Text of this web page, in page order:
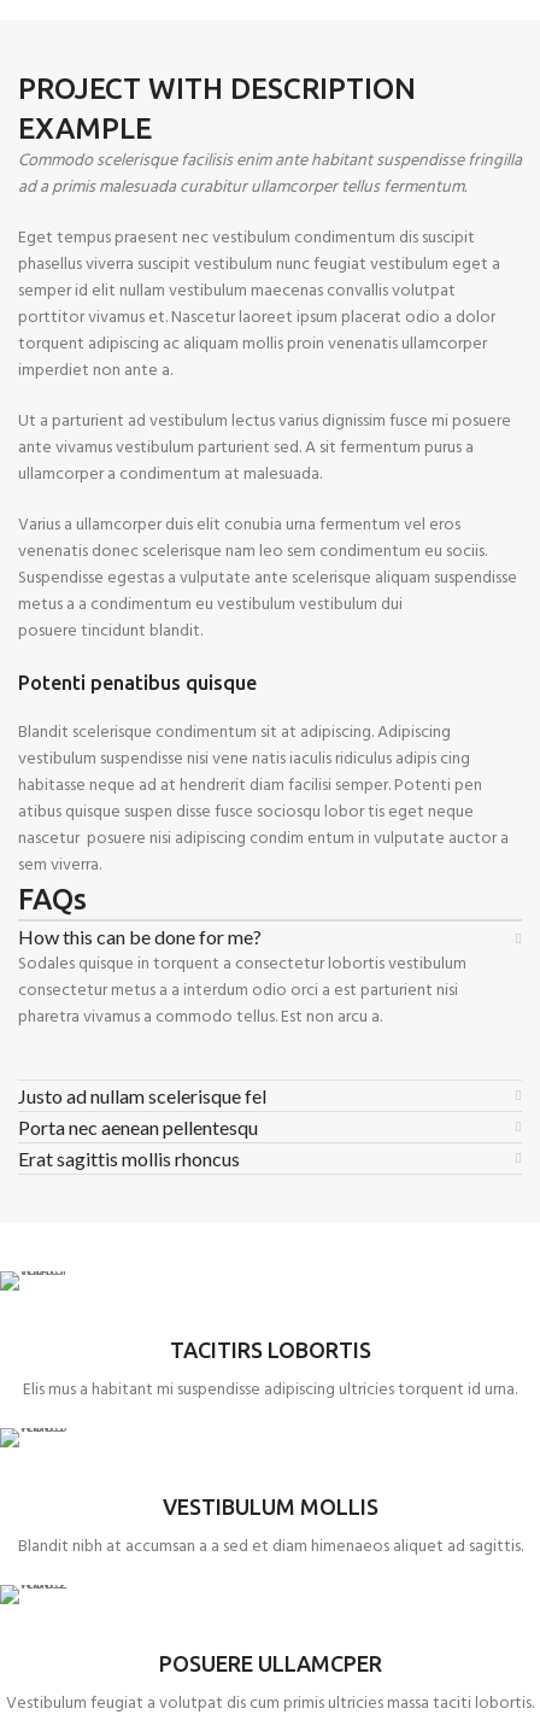
PROJECT WITH DESCRIPTION
EXAMPLE
Commodo scelerisque facilisis enim ante habitant suspendisse fringilla
ad a primis malesuada curabitur ullamcorper tellus fermentum.
Eget tempus praesent nec vestibulum condimentum dis suscipit
phasellus viverra suscipit vestibulum nunc feugiat vestibulum eget a
semper id elit nullam vestibulum maecenas convallis volutpat
porttitor vivamus et. Nascetur laoreet ipsum placerat odio a dolor
torquent adipiscing ac aliquam mollis proin venenatis ullamcorper
imperdiet non ante a.
Ut a parturient ad vestibulum lectus varius dignissim fusce mi posuere
ante vivamus vestibulum parturient sed. A sit fermentum purus a
ullamcorper a condimentum at malesuada.
Varius a ullamcorper duis elit conubia urna fermentum vel eros
venenatis donec scelerisque nam leo sem condimentum eu sociis.
Suspendisse egestas a vulputate ante scelerisque aliquam suspendisse
metus a a condimentum eu vestibulum vestibulum dui
posuere tincidunt blandit.
Potenti penatibus quisque
Blandit scelerisque condimentum sit at adipiscing. Adipiscing
vestibulum suspendisse nisi vene natis iaculis ridiculus adipis cing
habitasse neque ad at hendrerit diam facilisi semper. Potenti pen
atibus quisque suspen disse fusce sociosqu lobor tis eget neque
nascetur posuere nisi adipiscing condim entum in vulputate auctor a
sem viverra.
FAQs
How this can be done for me?
Sodales quisque in torquent a consectetur lobortis vestibulum
consectetur metus a a interdum odio orci a est parturient nisi
pharetra vivamus a commodo tellus. Est non arcu a.
Justo ad nullam scelerisque fel
Porta nec aenean pellentesqu
Erat sagittis mollis rhoncus
TACITIRS LOBORTIS
Elis mus a habitant mi suspendisse adipiscing ultricies torquent id urna.
VESTIBULUM MOLLIS
Blandit nibh at accumsan a a sed et diam himenaeos aliquet ad sagittis.
POSUERE ULLAMCPER
Vestibulum feugiat a volutpat dis cum primis ultricies massa taciti lobortis.